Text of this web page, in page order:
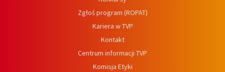
Zgłoś program (ROPAT)
Kariera w TVP
Kontakt
Centrum informacji TVP
Komisja Etyki